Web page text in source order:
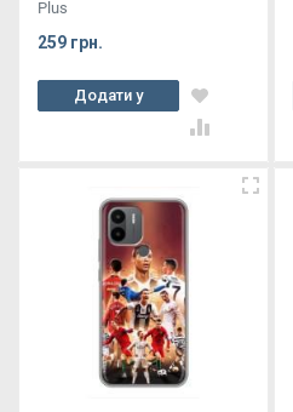
Plus
259 грн.
Додати у
кошик